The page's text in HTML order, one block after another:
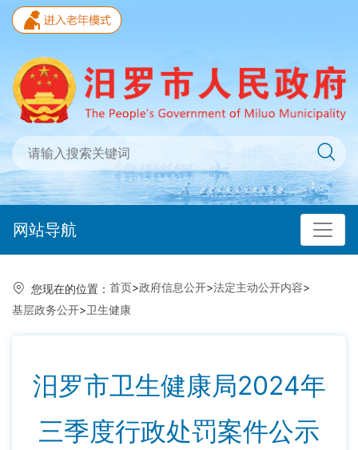
网站导航
您现在的位置： 首页>政府信息公开>法定主动公开内容>
基层政务公开>卫生健康
汨罗市卫生健康局2024年
三季度行政处罚案件公示